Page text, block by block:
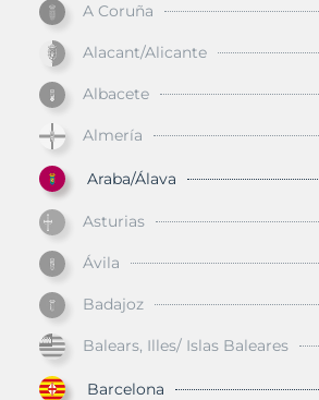
A Coruña
Alacant/Alicante
Albacete
Almería
Araba/Álava
Asturias
Ávila
Badajoz
Balears, Illes/ Islas Baleares
Barcelona